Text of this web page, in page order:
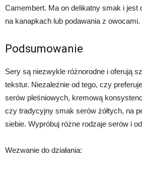
Camembert. Ma on delikatny smak i jest
na kanapkach lub podawania z owocami.
Podsumowanie
Sery są niezwykle różnorodne i oferują
tekstur. Niezależnie od tego, czy
serów pleśniowych, kremową
czy tradycyjny smak serów żółtych, na
siebie. Wypróbuj różne rodzaje serów i
Wezwanie do działania: